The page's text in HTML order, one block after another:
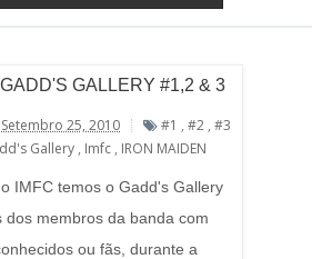
GALLERY #1,2 & 3
25, 2010 #1 , #2 , #3
Gallery , Imfc , IRON MAIDEN
IMFC temos o Gadd's Gallery
dos membros da banda com
ou fãs, durante a